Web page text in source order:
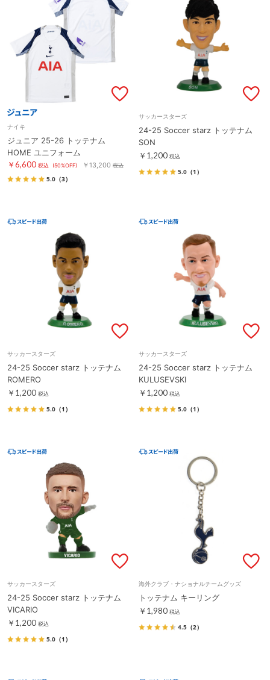
ナイキ
ジュニア 25-26 トッテナム
HOME ユニフォーム
￥6,600 税込 (50%OFF) ￥13,200 税込
5.0 （3）
サッカースターズ
24-25 Soccer starz トッテナム
SON
￥1,200 税込
5.0 （1）
サッカースターズ
24-25 Soccer starz トッテナム
ROMERO
￥1,200 税込
5.0 （1）
サッカースターズ
24-25 Soccer starz トッテナム
KULUSEVSKI
￥1,200 税込
5.0 （1）
サッカースターズ
24-25 Soccer starz トッテナム
VICARIO
￥1,200 税込
5.0 （1）
海外クラブ・ナショナルチームグッズ
トッテナム キーリング
￥1,980 税込
4.5 （2）